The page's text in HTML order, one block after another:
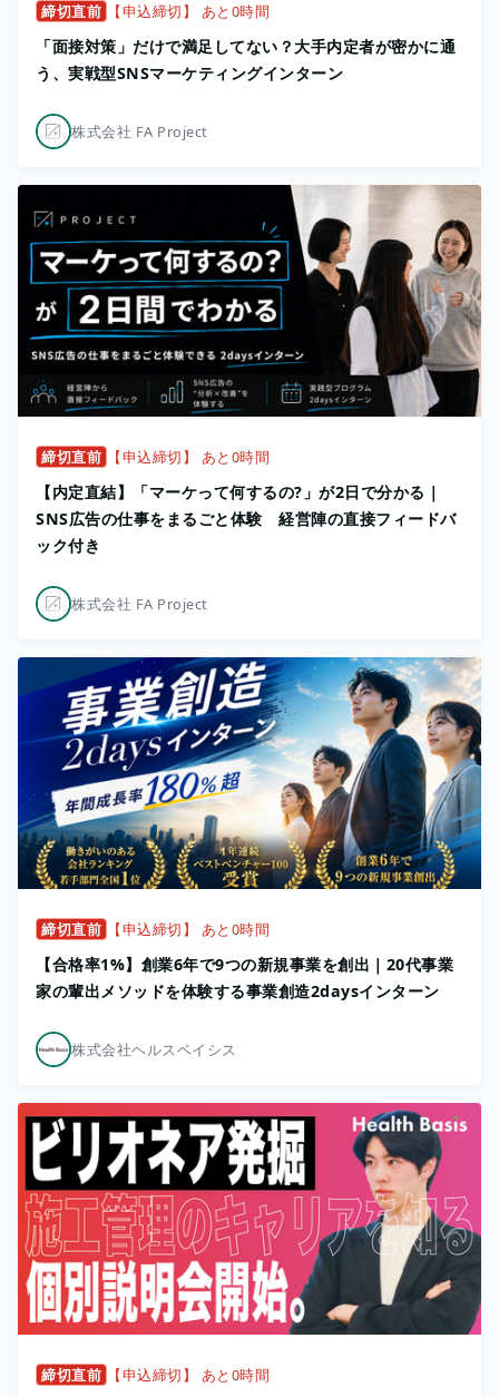
締切直前 【申込締切】 あと0時間
「面接対策」だけで満足してない？大手内定者が密かに通
う、実戦型SNSマーケティングインターン
株式会社 FA Project
締切直前 【申込締切】 あと0時間
【内定直結】「マーケって何するの?」が2日で分かる｜
SNS広告の仕事をまるごと体験 経営陣の直接フィードバ
ック付き
株式会社 FA Project
締切直前 【申込締切】 あと0時間
【合格率1%】創業6年で9つの新規事業を創出｜20代事業
家の輩出メソッドを体験する事業創造2daysインターン
株式会社ヘルスベイシス
締切直前 【申込締切】 あと0時間